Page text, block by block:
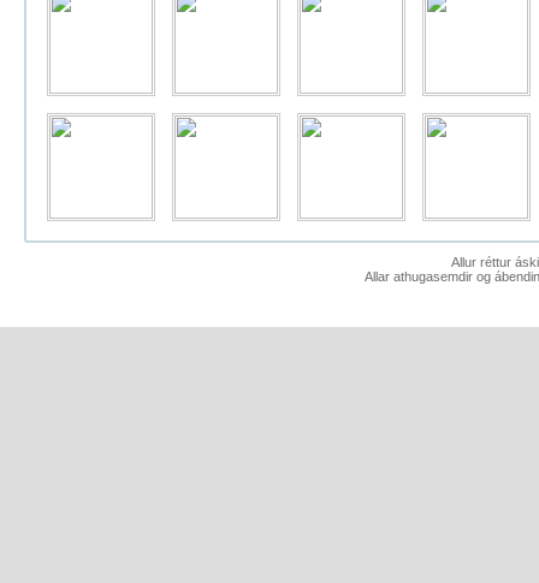
Allur réttur
Allar athugasemdir og